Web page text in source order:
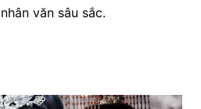
văn sâu sắc.